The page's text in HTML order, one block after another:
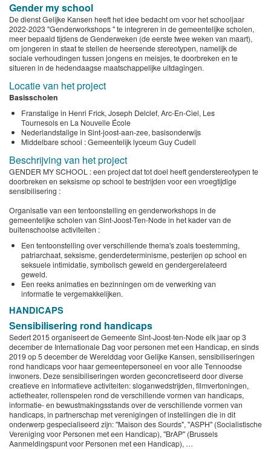
Gender my school
De dienst Gelijke Kansen heeft het idee bedacht om voor het schooljaar
2022-2023 "Genderworkshops " te integreren in de gemeentelijke scholen,
meer bepaald tijdens de Genderweken (de eerste twee weken van maart),
om jongeren in staat te stellen de heersende stereotypen, namelijk de
sociale verhoudingen tussen jongens en meisjes, te doorbreken en te
situeren in de hedendaagse maatschappelijke uitdagingen.
Locatie van het project
Basisscholen
Franstalige in Henri Frick, Joseph Delclef, Arc-En-Ciel, Les
Tournesols en La Nouvelle École
Nederlandstalige in Sint-joost-aan-zee, basisonderwijs
Middelbare school : Gemeentelijk lyceum Guy Cudell
Beschrijving van het project
GENDER MY SCHOOL : een project dat tot doel heeft genderstereotypen te
doorbreken en seksisme op school te bestrijden voor een vroegtijdige
sensibilisering :
Organisatie van een tentoonstelling en genderworkshops in de
gemeentelijke scholen van Sint-Joost-Ten-Node in het kader van de
buitenschoolse activiteiten :
Een tentoonstelling over verschillende thema's zoals toestemming,
patriarchaat, seksisme, genderdeterminisme, pesterijen op school en
seksuele intimidatie, symbolisch geweld en gendergerelateerd
geweld.
Een reeks animaties en bezinningen om de verwerking van
informatie te vergemakkelijken.
HANDICAPS
Sensibilisering rond handicaps
Sedert 2015 organiseert de Gemeente Sint-Joost-ten-Node elk jaar op 3
december de Internationale Dag voor personen met een Handicap, en sinds
2019 op 5 december de Werelddag voor Gelijke Kansen, sensibiliseringen
rond handicaps voor haar gemeentepersoneel en voor alle Tennoodse
inwoners. Deze sensibiliseringen worden geconcretiseerd door diverse
creatieve en informatieve activiteiten: sloganwedstrijden, filmvertoningen,
actietheater, rollenspelen rond de verschillende vormen van handicaps,
informatie- en bewustmakingsstands over de verschillende vormen van
handicaps, in partnerschap met verenigingen of instellingen die in dit
onderwerp gespecialiseerd zijn: "Maison des Sourds", "ASPH" (Socialistische
Vereniging voor Personen met een Handicap), "BrAP" (Brussels
Aanmeldingspunt voor Personen met een Handicap), …